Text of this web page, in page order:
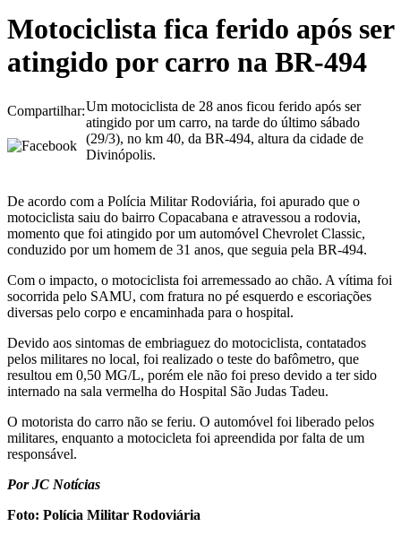
Motociclista fica ferido após ser
atingido por carro na BR-494
Compartilhar:Um motociclista de 28 anos ficou ferido após ser
atingido por um carro, na tarde do último sábado
(29/3), no km 40, da BR-494, altura da cidade de
Divinópolis.
De acordo com a Polícia Militar Rodoviária, foi apurado que o
motociclista saiu do bairro Copacabana e atravessou a rodovia,
momento que foi atingido por um automóvel Chevrolet Classic,
conduzido por um homem de 31 anos, que seguia pela BR-494.
Com o impacto, o motociclista foi arremessado ao chão. A vítima foi
socorrida pelo SAMU, com fratura no pé esquerdo e escoriações
diversas pelo corpo e encaminhada para o hospital.
Devido aos sintomas de embriaguez do motociclista, contatados
pelos militares no local, foi realizado o teste do bafômetro, que
resultou em 0,50 MG/L, porém ele não foi preso devido a ter sido
internado na sala vermelha do Hospital São Judas Tadeu.
O motorista do carro não se feriu. O automóvel foi liberado pelos
militares, enquanto a motocicleta foi apreendida por falta de um
responsável.
Por JC Notícias
Foto: Polícia Militar Rodoviária